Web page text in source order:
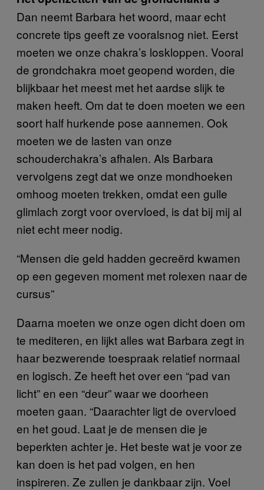
Dan neemt Barbara het woord, maar echt
concrete tips geeft ze vooralsnog niet. Eerst
moeten we onze chakra’s loskloppen. Vooral
de grondchakra moet geopend worden, die
blijkbaar het meest met het aardse slijk te
maken heeft. Om dat te doen moeten we een
soort half hurkende pose aannemen. Ook
moeten we de lasten van onze
schouderchakra’s afhalen. Als Barbara
vervolgens zegt dat we onze mondhoeken
omhoog moeten trekken, omdat een gulle
glimlach zorgt voor overvloed, is dat bij mij al
niet echt meer nodig.
“Mensen die geld hadden gecreërd kwamen
op een gegeven moment met rolexen naar de
cursus”
Daarna moeten we onze ogen dicht doen om
te mediteren, en lijkt alles wat Barbara zegt in
haar bezwerende toespraak relatief normaal
en logisch. Ze heeft het over een “pad van
licht” en een “deur” waar we doorheen
moeten gaan. “Daarachter ligt de overvloed
en het goud. Laat je de mensen die je
beperkten achter je. Het beste wat je voor ze
kan doen is het pad volgen, en hen
inspireren. Ze zullen je dankbaar zijn. Voel